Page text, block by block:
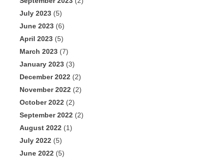
July 2023 (5)
June 2023 (6)
April 2023 (5)
March 2023 (7)
January 2023 (3)
December 2022 (2)
November 2022 (2)
October 2022 (2)
September 2022 (2)
August 2022 (1)
July 2022 (5)
June 2022 (5)